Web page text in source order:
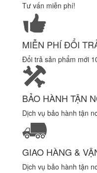
Tư vấn miễn phí!
MIỄN PHÍ ĐỔI
Đổi trả sản phẩm mới
BẢO HÀNH TẬN
Dịch vụ bảo hành tận
GIAO HÀNG &
Dịch vụ bảo hành tận